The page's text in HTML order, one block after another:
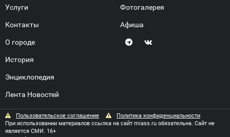
Услуги
Контакты
О городе
История
Энциклопедия
Лента Новостей
Фотогалерея
Афиша
Пользовательское соглашение
Политика конфиденциальности
При использовании материалов ссылка на сайт miass.ru обязательна. Сайт не
является СМИ. 16+